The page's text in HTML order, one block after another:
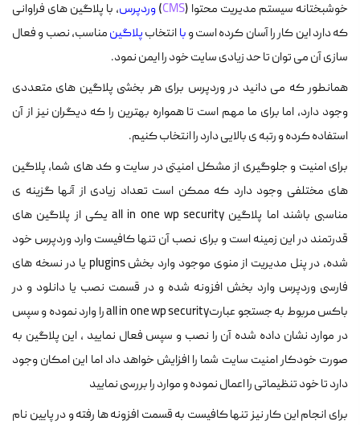
خوشبختانه سیستم مدیریت محتوا (CMS
)وردپرس، با پلاگین های فراوانی
که دارد این کار را آسان کرده است وباانتخابپلاگینمناسب، نصب و فعال
سازی آن می توان تا حد زیادی سایت خود را ایمن نمود.
همانطور که می دانید در وردپرس برای هر بخشی پلاگین های متعددی
وجود دارد، اما برای ما مهم است تا همواره بهترین را که دیگران نیز از آن
استفاده کرده و رتبه ی بالایی دارد را انتخاب کنیم.
برای امنیت و جلوگیری از مشکل امنیتی در سایت و کد های شما، پلاگین
های مختلفی وجود دارد که ممکن است تعداد زیادی از آنها گزینه ی
مناسبی باشند اما پلاگین all in one wp security یکی از پلاگین های
قدرتمند در این زمینه است و برای نصب آن تنها کافیست وارد وردپرس خود
شده، در پنل مدیریت از منوی موجود وارد بخش plugins یا در نسخه های
فارسی وردپرس وارد بخش افزونه شده و در قسمت نصب یا دانلود و در
باکس مربوط به جستجو عبارتall in one wp security را وارد نموده و سپس
در موارد نشان داده شده آن را نصب و سپس فعال نمایید ، این پلاگین به
صورت خودکار امنیت سایت شما را افزایش خواهد داد اما این امکان وجود
دارد تا خود تنظیماتی را اعمال نموده و موارد را بررسی نمایید
برای انجام این کار نیز تنها کافیست به قسمت افزونه ها رفته و در پایین نام